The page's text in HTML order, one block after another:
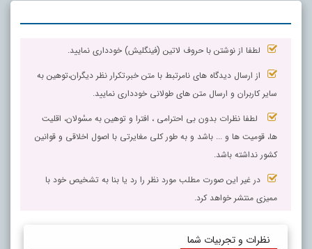
لطفا از نوشتن با حروف لاتین (فینگلیش) خودداری نمایید.
از ارسال دیدگاه های نامرتبط با متن خبر،تکرار نظر دیگران،توهین به
سایر کاربران و ارسال متن های طولانی خودداری نمایید.
لطفا نظرات بدون بی احترامی ، افترا و توهین به مسٔولان، اقلیت
ها، قومیت ها و ... باشد و به طور کلی مغایرتی با اصول اخلاقی و قوانین
کشور نداشته باشد.
در غیر این صورت مطلب مورد نظر را رد یا بنا به تشخیص خود با
ممیزی منتشر خواهد کرد.
نظرات و تجربیات شما